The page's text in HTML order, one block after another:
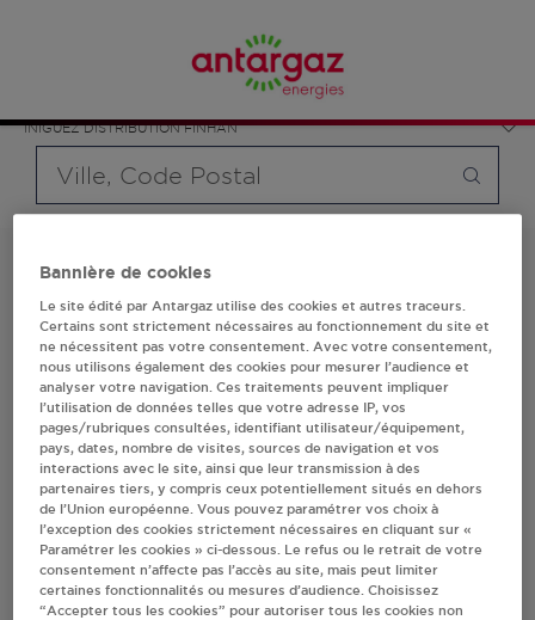
INIGUEZ DISTRIBUTION FINHAN
bouteille souhaité et le type de point de vente (revendeur /
distributeur automatique de bouteilles de gaz ou station GPL
carburant)
700 stations-services ainsi que des distributeurs 24/24h de
bouteilles de gaz. Découvrez la liste des revendeurs
Antargaz à FINHAN, l'adresse, le numéro de téléphone de
votre stations GPL ou distributeurs de bouteilles de gaz.
2 revendeur(s) Antargaz
à FINHAN
Villes
Bannière de cookies
Le site édité par Antargaz utilise des cookies et autres traceurs.
Certains sont strictement nécessaires au fonctionnement du site et
ne nécessitent pas votre consentement. Avec votre consentement,
nous utilisons également des cookies pour mesurer l’audience et
analyser votre navigation. Ces traitements peuvent impliquer
l’utilisation de données telles que votre adresse IP, vos
pages/rubriques consultées, identifiant utilisateur/équipement,
pays, dates, nombre de visites, sources de navigation et vos
interactions avec le site, ainsi que leur transmission à des
partenaires tiers, y compris ceux potentiellement situés en dehors
de l’Union européenne. Vous pouvez paramétrer vos choix à
l’exception des cookies strictement nécessaires en cliquant sur «
Paramétrer les cookies » ci-dessous. Le refus ou le retrait de votre
consentement n’affecte pas l’accès au site, mais peut limiter
certaines fonctionnalités ou mesures d’audience. Choisissez
“Accepter tous les cookies” pour autoriser tous les cookies non